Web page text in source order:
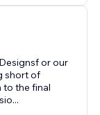
or our
short of
to the final
...